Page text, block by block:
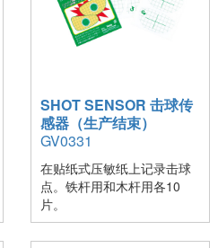
SHOT SENSOR 击球传
感器（生产结束）
GV0331
在贴纸式压敏纸上记录击球
点。铁杆用和木杆用各10
片。